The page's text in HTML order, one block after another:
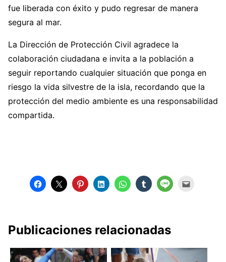
fue liberada con éxito y pudo regresar de manera
segura al mar.
La Dirección de Protección Civil agradece la
colaboración ciudadana e invita a la población a
seguir reportando cualquier situación que ponga en
riesgo la vida silvestre de la isla, recordando que la
protección del medio ambiente es una responsabilidad
compartida.
Publicaciones relacionadas